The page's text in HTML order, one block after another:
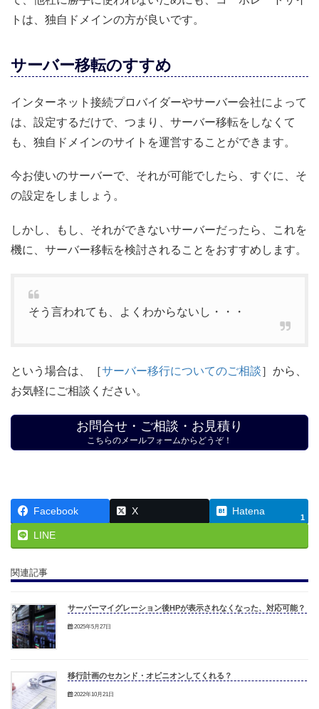
トは、独自ドメインの方が良いです。
サーバー移転のすすめ
インターネット接続プロバイダーやサーバー会社によって
は、設定するだけで、つまり、サーバー移転をしなくて
も、独自ドメインのサイトを運営することができます。
今お使いのサーバーで、それが可能でしたら、すぐに、そ
の設定をしましょう。
しかし、もし、それができないサーバーだったら、これを
機に、サーバー移転を検討されることをおすすめします。
そう言われても、よくわからないし・・・
という場合は、［サーバー移行についてのご相談］から、
お気軽にご相談ください。
お問合せ・ご相談・お見積り
こちらのメールフォームからどうぞ！
Facebook X Hatena
1
LINE
関連記事
サーバーマイグレーション後HPが表示されなくなった、対応可能？
2025年5月27日
移行計画のセカンド・オピニオンしてくれる？
2022年10月21日